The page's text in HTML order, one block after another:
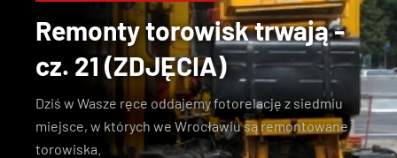
Remonty torowisk trwają -
cz. 21 (ZDJĘCIA)
Dziś w Wasze ręce oddajemy fotorelację z siedmiu
miejsce, w których we Wrocławiu są remontowane
torowiska.